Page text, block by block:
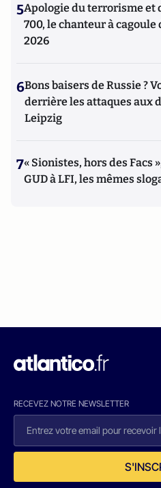
5Apologie du terrorisme et
700, le chanteur à cagoule
2026
6Bons baisers de Russie ?
derrière les attaques aux
Leipzig
7« Sionistes, hors des Facs
GUD à LFI, les mêmes
RECEVEZ NOTRE NEWSLETTER